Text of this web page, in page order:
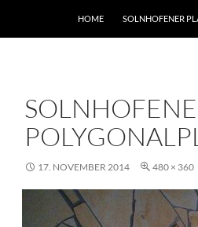
HOME SOLNHOFENER
17. NOVEMBER 2014 480 × 360